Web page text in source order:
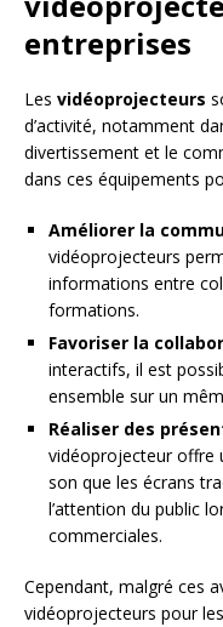
entreprises
Les vidéoprojecteurs
d’activité, notamment
divertissement et le
dans ces équipements
Améliorer la
vidéoprojecteurs
informations entre
formations.
Favoriser la
interactifs, il est
ensemble sur un
Réaliser des
vidéoprojecteur offre
son que les écrans
l’attention du public
commerciales.
Cependant, malgré ces
vidéoprojecteurs pour